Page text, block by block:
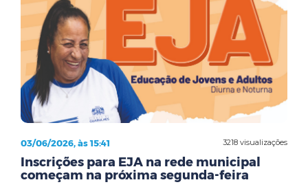
3218 visualizações
03/06/2026, às 15:41
Inscrições para EJA na rede municipal
começam na próxima segunda-feira